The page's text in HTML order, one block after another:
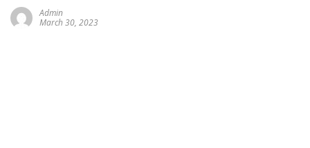
Admin
March 30, 2023